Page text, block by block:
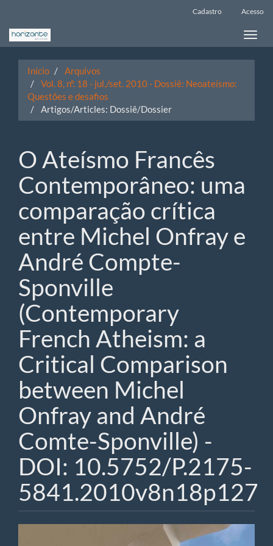
Conteúdo
principal
Lateral
Cadastro Acesso
Toggle
Início
Arquivos
Vol. 8, nº. 18 - jul./set. 2010 - Dossiê: Neoateísmo:
Questões e desafios
Artigos/Articles: Dossiê/Dossier
O Ateísmo Francês
Contemporâneo: uma
comparação crítica
entre Michel Onfray e
André Compte-
Sponville
(Contemporary
French Atheism: a
Critical Comparison
between Michel
Onfray and André
Comte-Sponville) -
DOI: 10.5752/P.2175-
5841.2010v8n18p127